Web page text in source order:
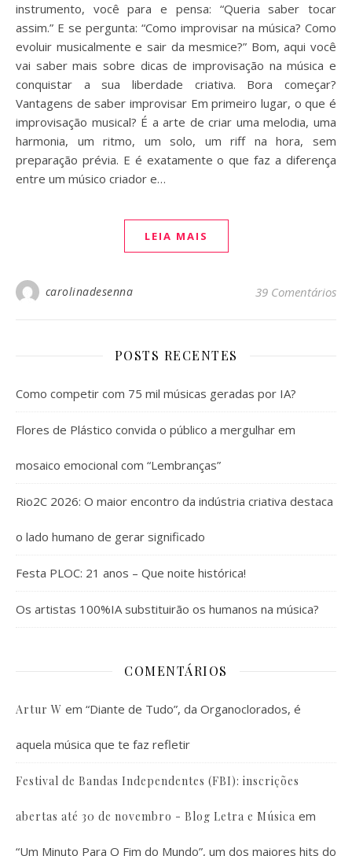
instrumento, você para e pensa: “Queria saber tocar
assim.” E se pergunta: “Como improvisar na música? Como
evoluir musicalmente e sair da mesmice?” Bom, aqui você
vai saber mais sobre dicas de improvisação na música e
conquistar a sua liberdade criativa. Bora começar?
Vantagens de saber improvisar Em primeiro lugar, o que é
improvisação musical? É a arte de criar uma melodia, uma
harmonia, um ritmo, um solo, um riff na hora, sem
preparação prévia. E é exatamente o que faz a diferença
entre um músico criador e…
LEIA MAIS
carolinadesenna 39 Comentários
POSTS RECENTES
Como competir com 75 mil músicas geradas por IA?
Flores de Plástico convida o público a mergulhar em
mosaico emocional com “Lembranças”
Rio2C 2026: O maior encontro da indústria criativa destaca
o lado humano de gerar significado
Festa PLOC: 21 anos – Que noite histórica!
Os artistas 100%IA substituirão os humanos na música?
COMENTÁRIOS
Artur W em “Diante de Tudo”, da Organoclorados, é
aquela música que te faz refletir
Festival de Bandas Independentes (FBI): inscrições
abertas até 30 de novembro - Blog Letra e Música em
“Um Minuto Para O Fim do Mundo”, um dos maiores hits do